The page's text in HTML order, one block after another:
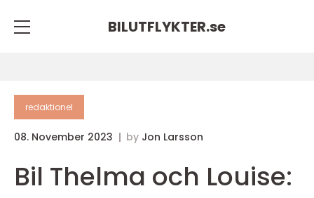
BILUTFLYKTER.se
redaktionel
08. November 2023 by Jon Larsson
Bil Thelma och Louise: